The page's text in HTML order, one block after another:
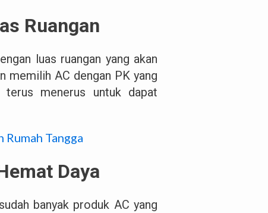
Ruangan
luas ruangan yang akan
memilih AC dengan PK yang
menerus untuk dapat
Tangga
Daya
banyak produk AC yang